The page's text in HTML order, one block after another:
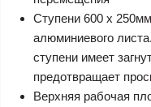
Ступени 600 х
алюминиевого
ступени имеет
предотвращает
Верхняя рабочая